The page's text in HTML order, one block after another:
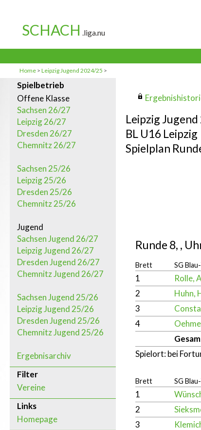
Home > Leipzig Jugend 2024/25 >
Spielbetrieb
Offene Klasse
Sachsen 26/27
Leipzig 26/27
Dresden 26/27
Chemnitz 26/27
Sachsen 25/26
Leipzig 25/26
Dresden 25/26
Chemnitz 25/26
Jugend
Sachsen Jugend 26/27
Leipzig Jugend 26/27
Dresden Jugend 26/27
Chemnitz Jugend 26/27
Sachsen Jugend 25/26
Leipzig Jugend 25/26
Dresden Jugend 25/26
Chemnitz Jugend 25/26
Ergebnisarchiv
Filter
Vereine
Links
Homepage
Leipzig
BL U16 Leipzig
Spielplan
Runde 8, ,
Brett SG
1 Rolle,
2
Huhn,
3
4
Spielort: bei
Brett SG
1
2
3